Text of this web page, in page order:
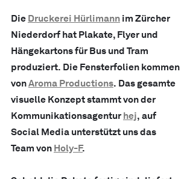
Die Druckerei Hürlimann im Zürcher
Niederdorf hat Plakate, Flyer und
Hängekartons für Bus und Tram
produziert. Die Fensterfolien kommen
von Aroma Productions. Das gesamte
visuelle Konzept stammt von der
Kommunikationsagentur hej, auf
Social Media unterstützt uns das
Team von Holy-F.